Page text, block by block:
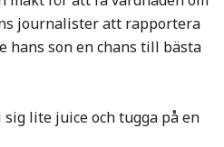
journalister att rapportera
hans son en chans till bästa
lite juice och tugga på en